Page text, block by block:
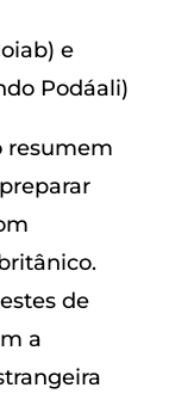
e
Podáali)
resumem
de
a